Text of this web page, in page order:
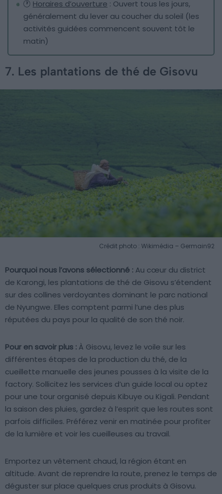
🕐 Horaires d’ouverture : Ouvert tous les jours,
généralement du lever au coucher du soleil (les
activités guidées commencent souvent tôt le
matin)
7. Les plantations de thé de Gisovu
Crédit photo : Wikimédia – Germain92
Pourquoi nous l’avons sélectionné : Au cœur du district
de Karongi, les plantations de thé de Gisovu s’étendent
sur des collines verdoyantes dominant le parc national
de Nyungwe. Elles comptent parmi l’une des plus
réputées du pays pour la qualité de son thé noir.
Pour en savoir plus :À Gisovu, levez le voile sur les
différentes étapes de la production du thé, de la
cueillette manuelle des jeunes pousses à la visite de la
factory. Sollicitez les services d’un guide local ou optez
pour une tour organisé depuis Kibuye ou Kigali. Pendant
la saison des pluies, gardez à l’esprit que les routes sont
parfois difficiles. Préférez venir en matinée pour profiter
de la lumière et voir les cueilleuses au travail.
Emportez un vêtement chaud, la région étant en
altitude. Avant de reprendre la route, prenez le temps de
déguster sur place quelques crus produits à Gisovu.